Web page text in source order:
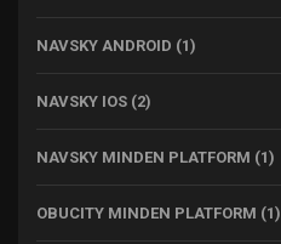
NAVSKY ANDROID (1)
NAVSKY IOS (2)
NAVSKY MINDEN PLATFORM (1)
OBUCITY MINDEN PLATFORM (1)